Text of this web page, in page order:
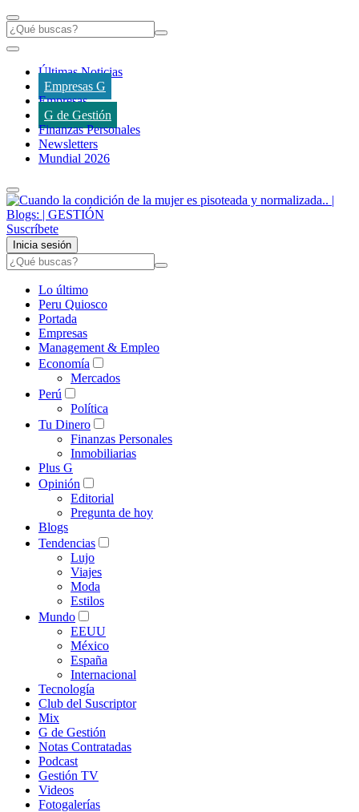
Últimas Noticias
Empresas G
Empresas
G de Gestión
Finanzas Personales
Newsletters
Mundial 2026
Suscríbete
Inicia sesión
Lo último
Peru Quiosco
Portada
Empresas
Management & Empleo
Economía
Mercados
Perú
Política
Tu Dinero
Finanzas Personales
Inmobiliarias
Plus G
Opinión
Editorial
Pregunta de hoy
Blogs
Tendencias
Lujo
Viajes
Moda
Estilos
Mundo
EEUU
México
España
Internacional
Tecnología
Club del Suscriptor
Mix
G de Gestión
Notas Contratadas
Podcast
Gestión TV
Videos
Fotogalerías